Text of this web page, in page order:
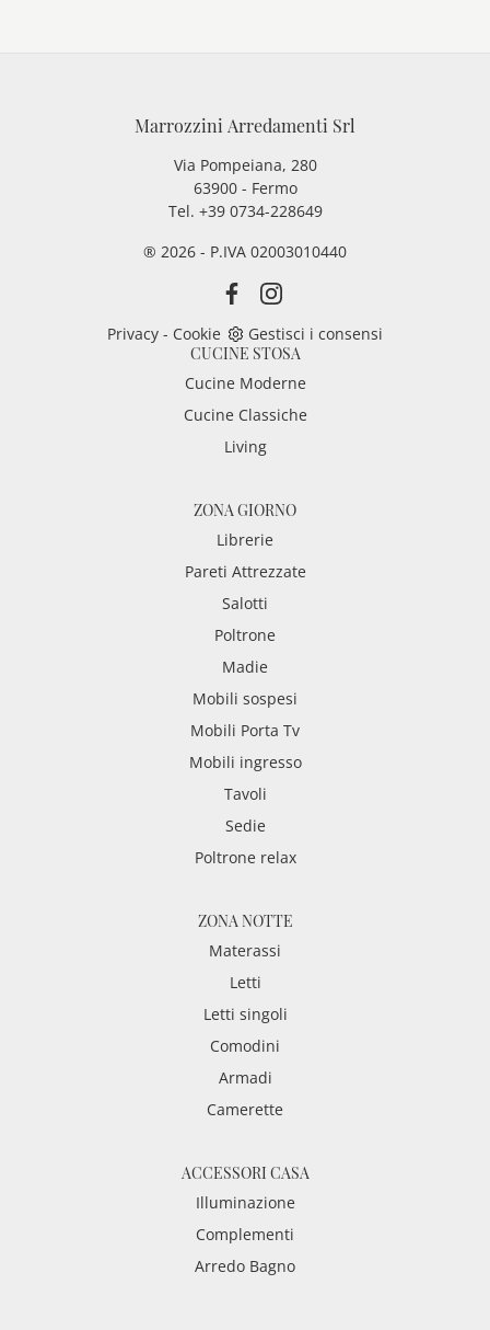
Marrozzini Arredamenti Srl
Via Pompeiana, 280
63900 - Fermo
Tel. +39 0734-228649
® 2026 - P.IVA 02003010440
Privacy - Cookie
Gestisci i consensi
CUCINE STOSA
Cucine Moderne
Cucine Classiche
Living
ZONA GIORNO
Librerie
Pareti Attrezzate
Salotti
Poltrone
Madie
Mobili sospesi
Mobili Porta Tv
Mobili ingresso
Tavoli
Sedie
Poltrone relax
ZONA NOTTE
Materassi
Letti
Letti singoli
Comodini
Armadi
Camerette
ACCESSORI CASA
Illuminazione
Complementi
Arredo Bagno